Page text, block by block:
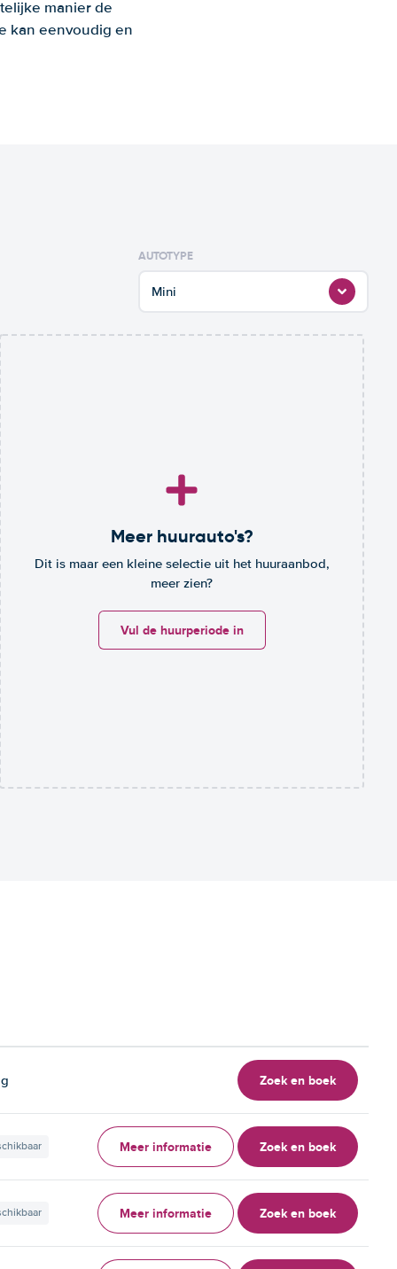
manier de
kan eenvoudig en
AUTOTYPE
Mini
Meer huurauto's?
Dit is maar een kleine selectie uit het huuraanbod,
meer zien?
Vul de huurperiode in
Zoek en boek
Meer informatie Zoek en boek
Meer informatie Zoek en boek